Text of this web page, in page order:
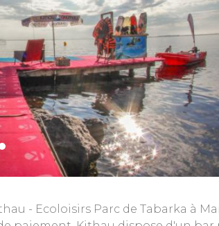
- Ecoloisirs Parc de Tabarka à